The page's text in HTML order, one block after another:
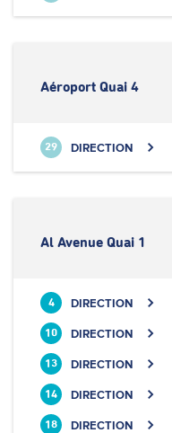
Aéroport Quai 4
29 DIRECTION
Al Avenue Quai 1
4 DIRECTION
10 DIRECTION
13 DIRECTION
14 DIRECTION
18 DIRECTION